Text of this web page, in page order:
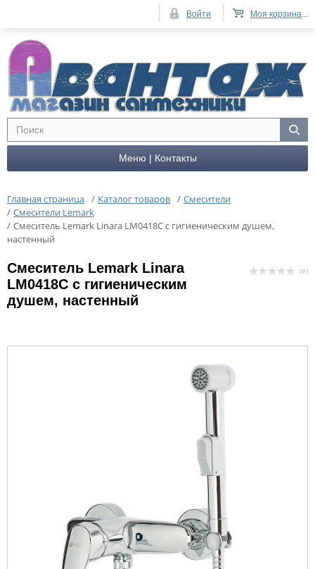
Меню | Контакты
Главная страница / Каталог товаров / Смесители
/ Смесители Lemark
/ Cмеситель Lemark Linara LM0418C с гигиеническим душем,
настенный
Cмеситель Lemark Linara
LM0418C с гигиеническим
душем, настенный
( 0 )
Моя корзина...
Войти